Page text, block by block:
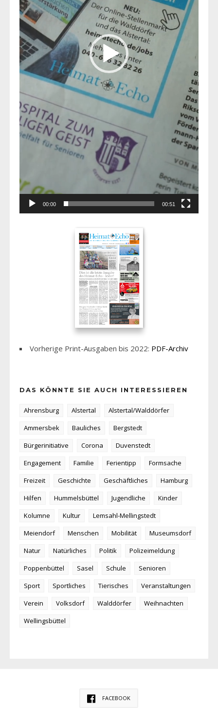
00:00 00:51
Vorherige Print-Ausgaben bis 2022: PDF-Archiv
DAS KÖNNTE SIE AUCH INTERESSIEREN
Ahrensburg Alstertal
Alstertal/Walddörfer
Ammersbek
Bauliches
Bergstedt
Bürgerinitiative
Corona
Duvenstedt
Engagement
Familie Ferientipp
Formsache
Freizeit
Geschichte Geschäftliches
Hamburg
Hilfen
Hummelsbüttel Jugendliche
Kinder
Kolumne
Kultur
Lemsahl-Mellingstedt
Meiendorf
Menschen Mobilität
Museumsdorf
Natur
Natürliches Politik
Polizeimeldung
Poppenbüttel
Sasel Schule
Senioren
Sport
Sportliches Tierisches
Veranstaltungen
Verein
Volksdorf Walddörfer
Weihnachten
Wellingsbüttel
FACEBOOK